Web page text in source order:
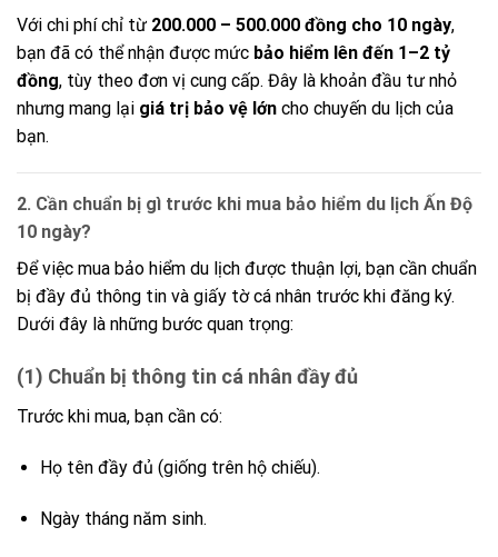
Với chi phí chỉ từ 200.000 – 500.000 đồng cho 10 ngày,
bạn đã có thể nhận được mức bảo hiểm lên đến 1–2 tỷ
đồng, tùy theo đơn vị cung cấp. Đây là khoản đầu tư nhỏ
nhưng mang lại giá trị bảo vệ lớn cho chuyến du lịch của
bạn.
2. Cần chuẩn bị gì trước khi mua bảo hiểm du lịch Ấn Độ
10 ngày?
Để việc mua bảo hiểm du lịch được thuận lợi, bạn cần chuẩn
bị đầy đủ thông tin và giấy tờ cá nhân trước khi đăng ký.
Dưới đây là những bước quan trọng:
(1) Chuẩn bị thông tin cá nhân đầy đủ
Trước khi mua, bạn cần có:
Họ tên đầy đủ (giống trên hộ chiếu).
Ngày tháng năm sinh.